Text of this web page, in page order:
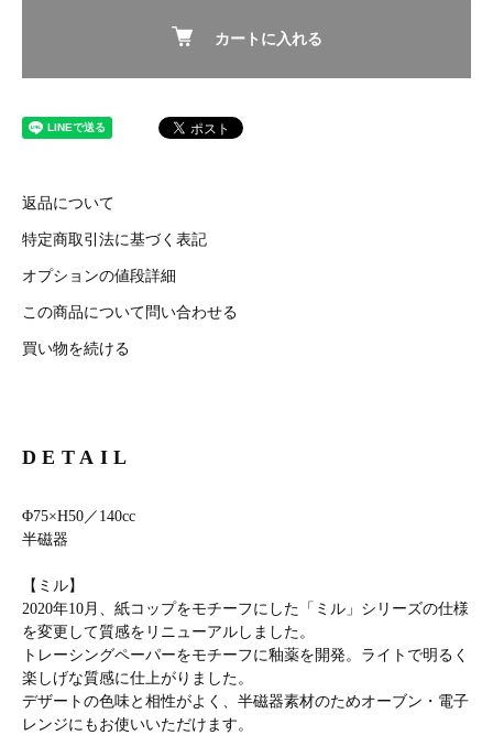
カートに入れる
返品について
特定商取引法に基づく表記
オプションの値段詳細
この商品について問い合わせる
買い物を続ける
DETAIL
Φ75×H50／140cc
半磁器
【ミル】
2020年10月、紙コップをモチーフにした「ミル」シリーズの仕様
を変更して質感をリニューアルしました。
トレーシングペーパーをモチーフに釉薬を開発。ライトで明るく
楽しげな質感に仕上がりました。
デザートの色味と相性がよく、半磁器素材のためオーブン・電子
レンジにもお使いいただけます。